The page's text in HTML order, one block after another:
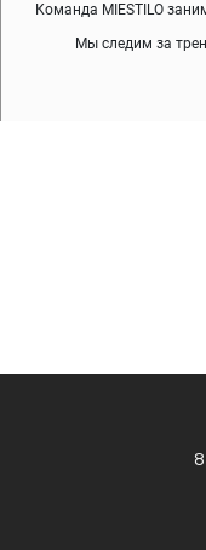
Команда MIESTILO
Мы следим за
Мы используем
содержит
Во время доставки
что вам